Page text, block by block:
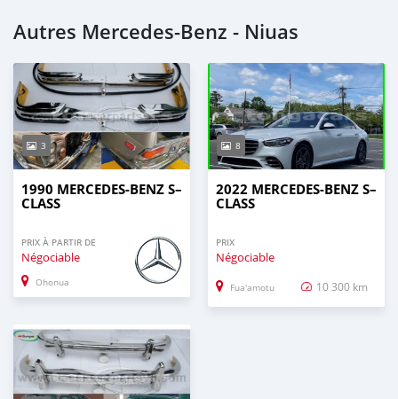
Autres Mercedes-Benz - Niuas
3
1990 MERCEDES-BENZ S–
CLASS
PRIX À PARTIR DE
Négociable
Ohonua
8
2022 MERCEDES-BENZ S–
CLASS
PRIX
Négociable
Fua'amotu 10 300 km